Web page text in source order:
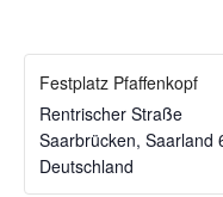
Festplatz Pfaffenkopf
Rentrischer Straße
Saarbrücken, Saarland
Deutschland